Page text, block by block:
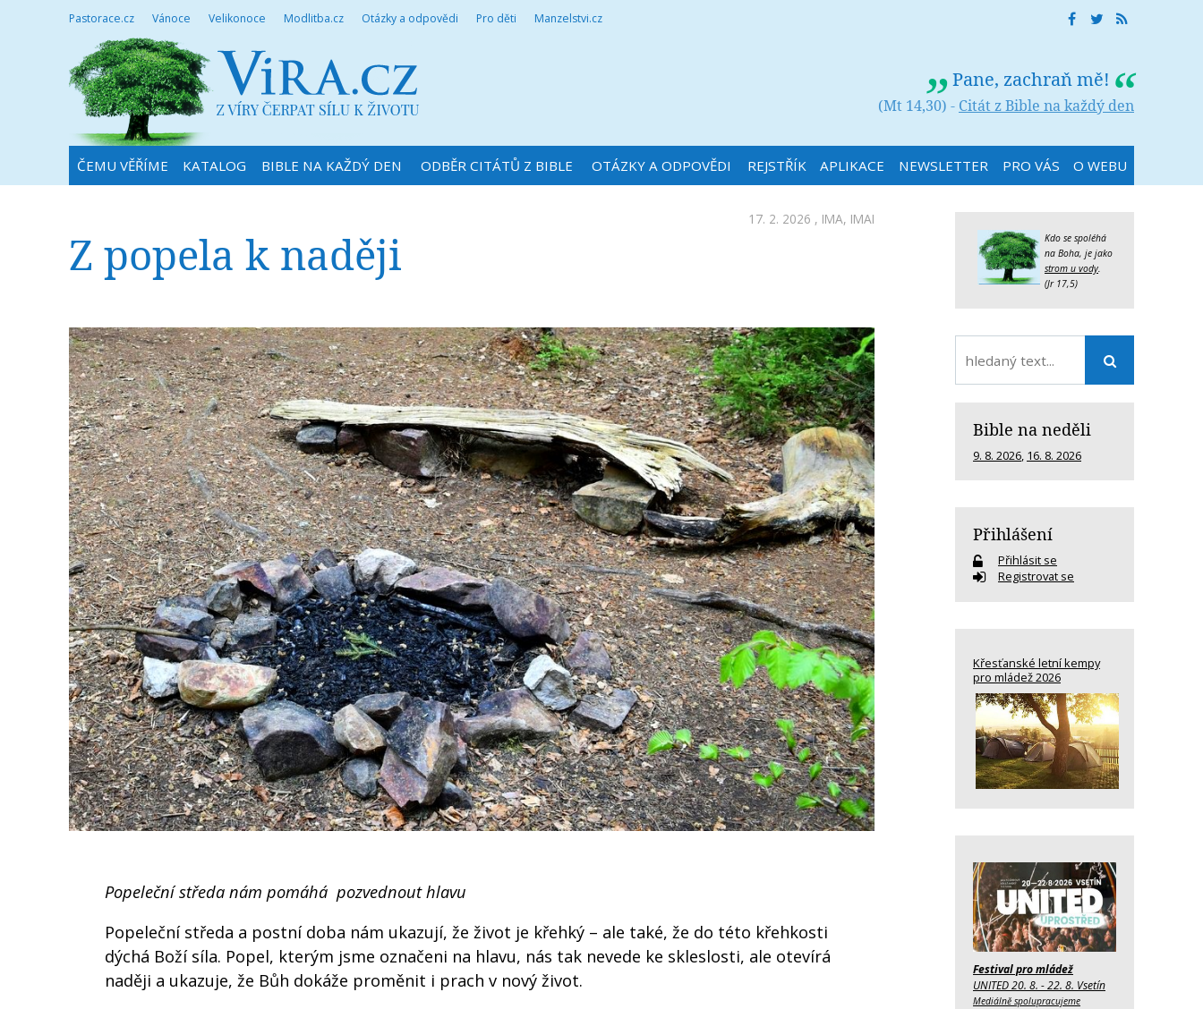
Pastorace.cz Vánoce Velikonoce Modlitba.cz Otázky a odpovědi Pro děti Manzelstvi.cz
Pane, zachraň mě!
(Mt 14,30) - Citát z Bible na každý den
ČEMU VĚŘÍME KATALOG BIBLE NA KAŽDÝ DEN ODBĚR CITÁTŮ Z BIBLE OTÁZKY A ODPOVĚDI REJSTŘÍK APLIKACE NEWSLETTER PRO VÁS O WEBU
17. 2. 2026 , IMA, IMAI
Z popela k naději
Popeleční středa nám pomáhá pozvednout hlavu
Popeleční středa a postní doba nám ukazují, že život je křehký – ale také, že do této křehkosti
dýchá Boží síla. Popel, kterým jsme označeni na hlavu, nás tak nevede ke skleslosti, ale otevírá
naději a ukazuje, že Bůh dokáže proměnit i prach v nový život.
Kdo se spoléhá
na Boha, je jako
strom u vody.
(Jr 17,5)
Bible na neděli
9. 8. 2026, 16. 8. 2026
Přihlášení
Přihlásit se
Registrovat se
Křesťanské letní kempy
pro mládež 2026
Festival pro mládež
UNITED 20. 8. - 22. 8. Vsetín
Mediálně spolupracujeme